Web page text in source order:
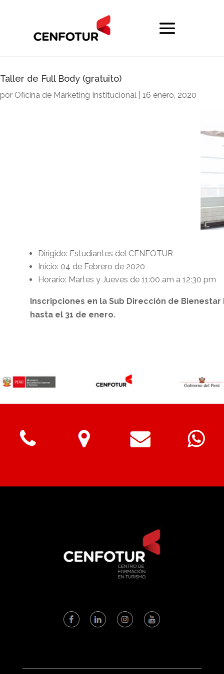
Taller de Full Body (gratuito)
por Oficina de Marketing Institucional 16 enero, 2020
Dirigido: Estudiantes del CENFOTUR
Inicio: 04 de Febrero de 2020
Horario: Martes y Jueves de 11:00 am a 12:30 pm
Inscripciones en la Sub Dirección de
hasta el 31 de enero.